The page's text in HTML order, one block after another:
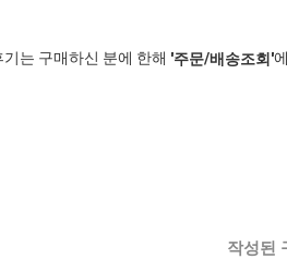
는 구매하신 분에 한해 '주문/배송조회'
작성된